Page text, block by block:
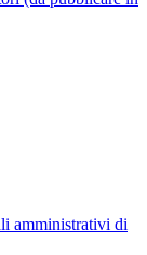
amministrativi di